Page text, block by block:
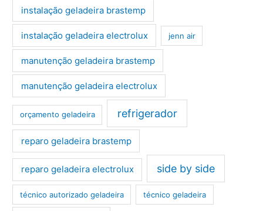
instalação geladeira brastemp
instalação geladeira electrolux jenn air
manutenção geladeira brastemp
manutenção geladeira electrolux
orçamento geladeira refrigerador
reparo geladeira brastemp
reparo geladeira electrolux side by side
técnico autorizado geladeira técnico geladeira